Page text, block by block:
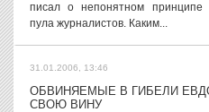
писал о непонятном принципе
пула журналистов. Каким...
31.01.2006, 13:46
ОБВИНЯЕМЫЕ В ГИБЕЛИ
СВОЮ ВИНУ